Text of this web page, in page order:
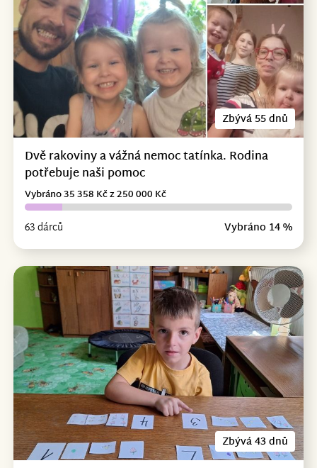
Zbývá 55 dnů
Dvě rakoviny a vážná nemoc tatínka. Rodina
potřebuje naši pomoc
63 dárců Vybráno 14 %
Vybráno 35 358 Kč z 250 000 Kč
Zbývá 43 dnů